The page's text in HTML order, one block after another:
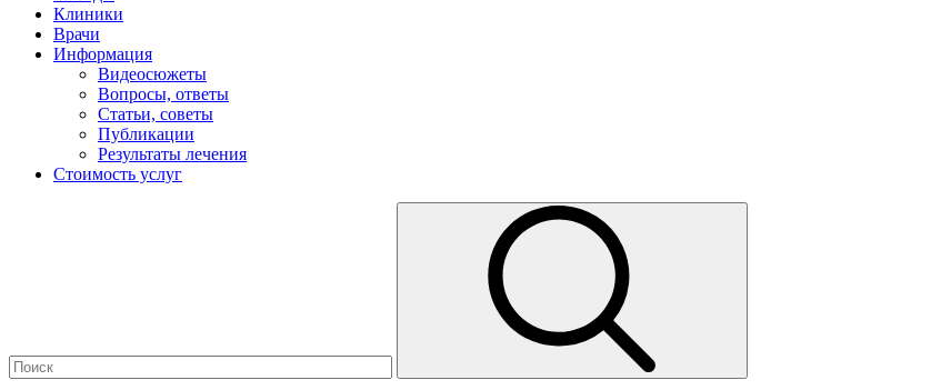
Клиники
Врачи
Информация
Видеосюжеты
Вопросы, ответы
Статьи, советы
Публикации
Результаты лечения
Стоимость услуг